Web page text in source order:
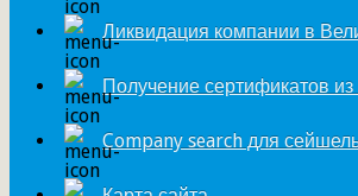
Ликвидация компании в